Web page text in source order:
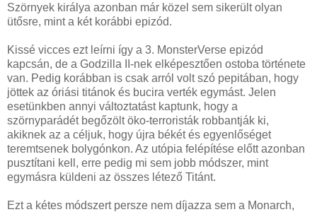
Szörnyek királya azonban már közel sem sikerült olyan
ütősre, mint a két korábbi epizód.
Kissé vicces ezt leírni így a 3. MonsterVerse epizód
kapcsán, de a Godzilla II-nek elképesztően ostoba története
van. Pedig korábban is csak arról volt szó pepitában, hogy
jöttek az óriási titánok és bucira verték egymást. Jelen
esetünkben annyi változtatást kaptunk, hogy a
szörnyparádét begőzölt öko-terroristák robbantják ki,
akiknek az a céljuk, hogy újra békét és egyenlőséget
teremtsenek bolygónkon. Az utópia felépítése előtt azonban
pusztítani kell, erre pedig mi sem jobb módszer, mint
egymásra küldeni az összes létező Titánt.
Ezt a kétes módszert persze nem díjazza sem a Monarch,